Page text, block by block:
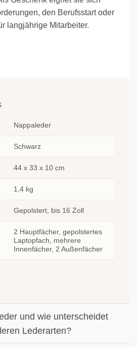
den Berufsstart oder
langjährige Mitarbeiter.
Nappaleder
Schwarz
44 x 33 x 10 cm
1,4 kg
Gepolstert, bis 16 Zoll
2 Hauptfächer, gepolstertes
Laptopfach, mehrere
Innenfächer, 2 Außenfächer
und wie unterscheidet
Lederarten?